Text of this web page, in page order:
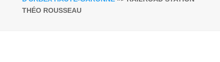
THÉO ROUSSEAU